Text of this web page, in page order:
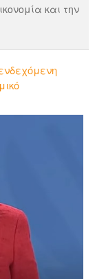
και την